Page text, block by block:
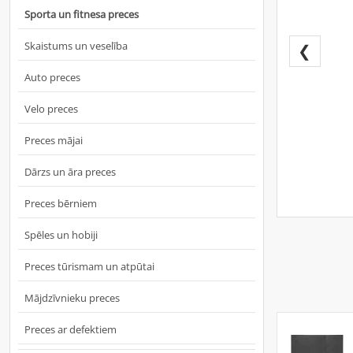
Sporta un fitnesa preces
Skaistums un veselība
Auto preces
Velo preces
Preces mājai
Dārzs un āra preces
Preces bērniem
Spēles un hobiji
Preces tūrismam un atpūtai
Mājdzīvnieku preces
Preces ar defektiem
❮